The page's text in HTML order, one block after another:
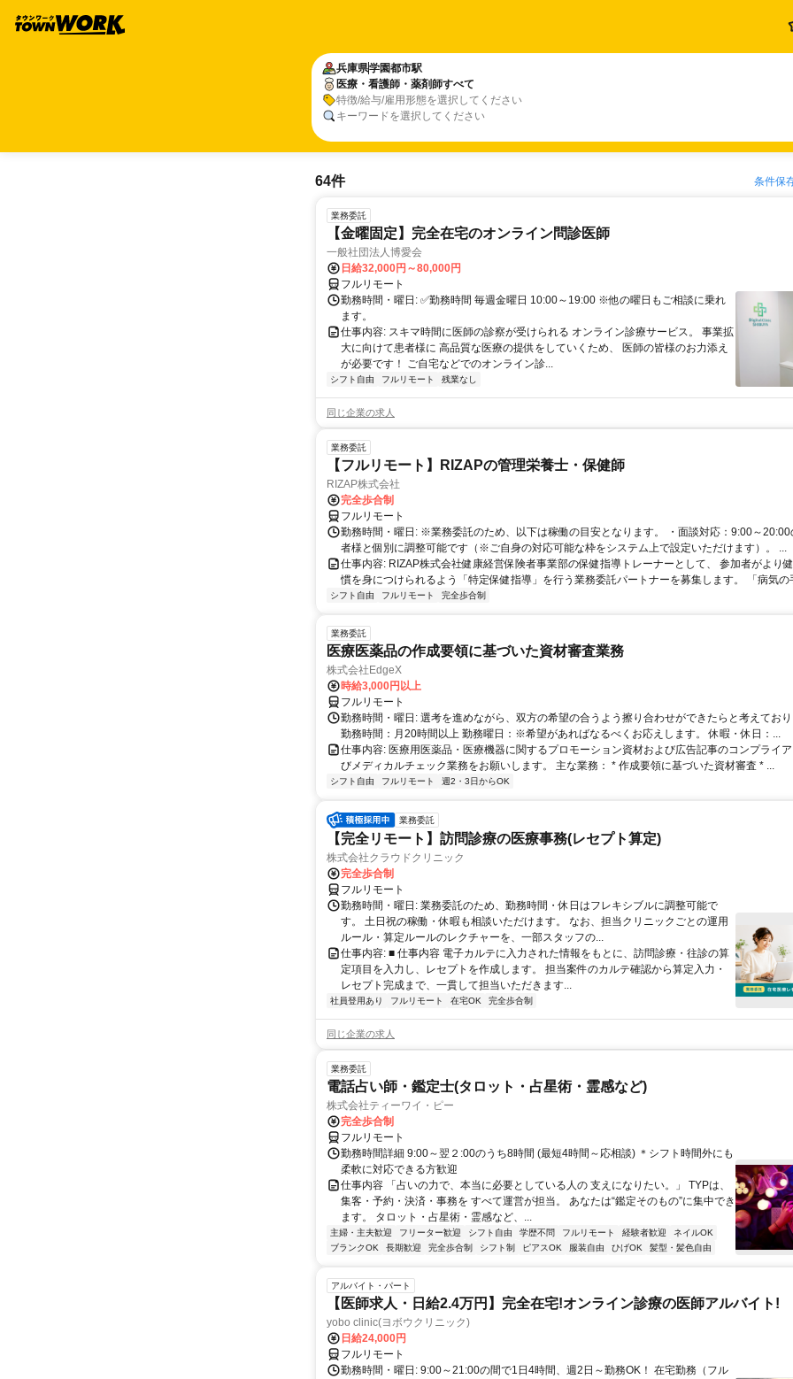
兵庫県学園都市駅
医療・看護師・薬剤師すべて
特徴/給与/雇用形態を選択してください
キーワードを選択してください
64件 条件保
業務委託
【金曜固定】完全在宅のオンライン問診医師
一般社団法人博愛会
日給32,000円～80,000円
フルリモート
勤務時間・曜日: ✅勤務時間 毎週金曜日 10:00～19:00 ※他の曜日もご相談に乗れ
ます。
仕事内容: スキマ時間に医師の診察が受けられる オンライン診療サービス。 事業拡
大に向けて患者様に 高品質な医療の提供をしていくため、 医師の皆様のお力添え
が必要です！ ご自宅などでのオンライン診...
シフト自由 フルリモート 残業なし
同じ企業の求人
業務委託
【フルリモート】RIZAPの管理栄養士・保健師
RIZAP株式会社
完全歩合制
フルリモート
勤務時間・曜日: ※業務委託のため、以下は稼働の目安となります。 ・面談対応：9:00～20:00
者様と個別に調整可能です（※ご自身の対応可能な枠をシステム上で設定いただけます）。 ...
仕事内容: RIZAP株式会社健康経営保険者事業部の保健指導トレーナーとして、 参加者がより
慣を身につけられるよう「特定保健指導」を行う業務委託パートナーを募集します。 「病気の
シフト自由 フルリモート 完全歩合制
業務委託
医療医薬品の作成要領に基づいた資材審査業務
株式会社EdgeX
時給3,000円以上
フルリモート
勤務時間・曜日: 選考を進めながら、双方の希望の合うよう擦り合わせができたらと考えてお
勤務時間：月20時間以上 勤務曜日：※希望があればなるべくお応えします。 休暇・休日：...
仕事内容: 医療用医薬品・医療機器に関するプロモーション資材および広告記事のコンプライ
びメディカルチェック業務をお願いします。 主な業務： * 作成要領に基づいた資材審査 * ...
シフト自由 フルリモート 週2・3日からOK
業務委託
【完全リモート】訪問診療の医療事務(レセプト算定)
株式会社クラウドクリニック
完全歩合制
フルリモート
勤務時間・曜日: 業務委託のため、勤務時間・休日はフレキシブルに調整可能で
す。 土日祝の稼働・休暇も相談いただけます。 なお、担当クリニックごとの運用
ルール・算定ルールのレクチャーを、一部スタッフの...
仕事内容: ■ 仕事内容 電子カルテに入力された情報をもとに、訪問診療・往診の算
定項目を入力し、レセプトを作成します。 担当案件のカルテ確認から算定入力・
レセプト完成まで、一貫して担当いただきます...
社員登用あり フルリモート 在宅OK 完全歩合制
同じ企業の求人
業務委託
電話占い師・鑑定士(タロット・占星術・霊感など)
株式会社ティーワイ・ピー
完全歩合制
フルリモート
勤務時間詳細 9:00～翌２:00のうち8時間 (最短4時間～応相談) ＊シフト時間外にも
柔軟に対応できる方歓迎
仕事内容 「占いの力で、本当に必要としている人の 支えになりたい。」 TYPは、
集客・予約・決済・事務を すべて運営が担当。 あなたは“鑑定そのもの”に集中でき
ます。 タロット・占星術・霊感など、...
主婦・主夫歓迎 フリーター歓迎 シフト自由 学歴不問 フルリモート 経験者歓迎
ネイルOK
ブランクOK
長期歓迎 完全歩合制 シフト制 ピアスOK 服装自由 ひげOK 髪型・髪色自由
アルバイト・パート
【医師求人・日給2.4万円】完全在宅!オンライン診療の医師アルバイト!
yobo clinic(ヨボウクリニック)
日給24,000円
フルリモート
勤務時間・曜日: 9:00～21:00の間で1日4時間、週2日～勤務OK！ 在宅勤務（フル